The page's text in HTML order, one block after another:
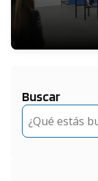
Buscar
Buscar